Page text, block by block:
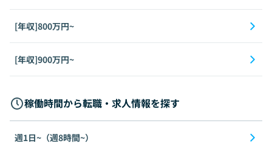
[年収]800万円~
[年収]900万円~
稼働時間から転職・求人情報を探す
週1日~（週8時間~）